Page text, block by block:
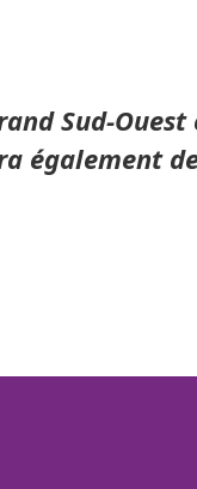
Sud-
également